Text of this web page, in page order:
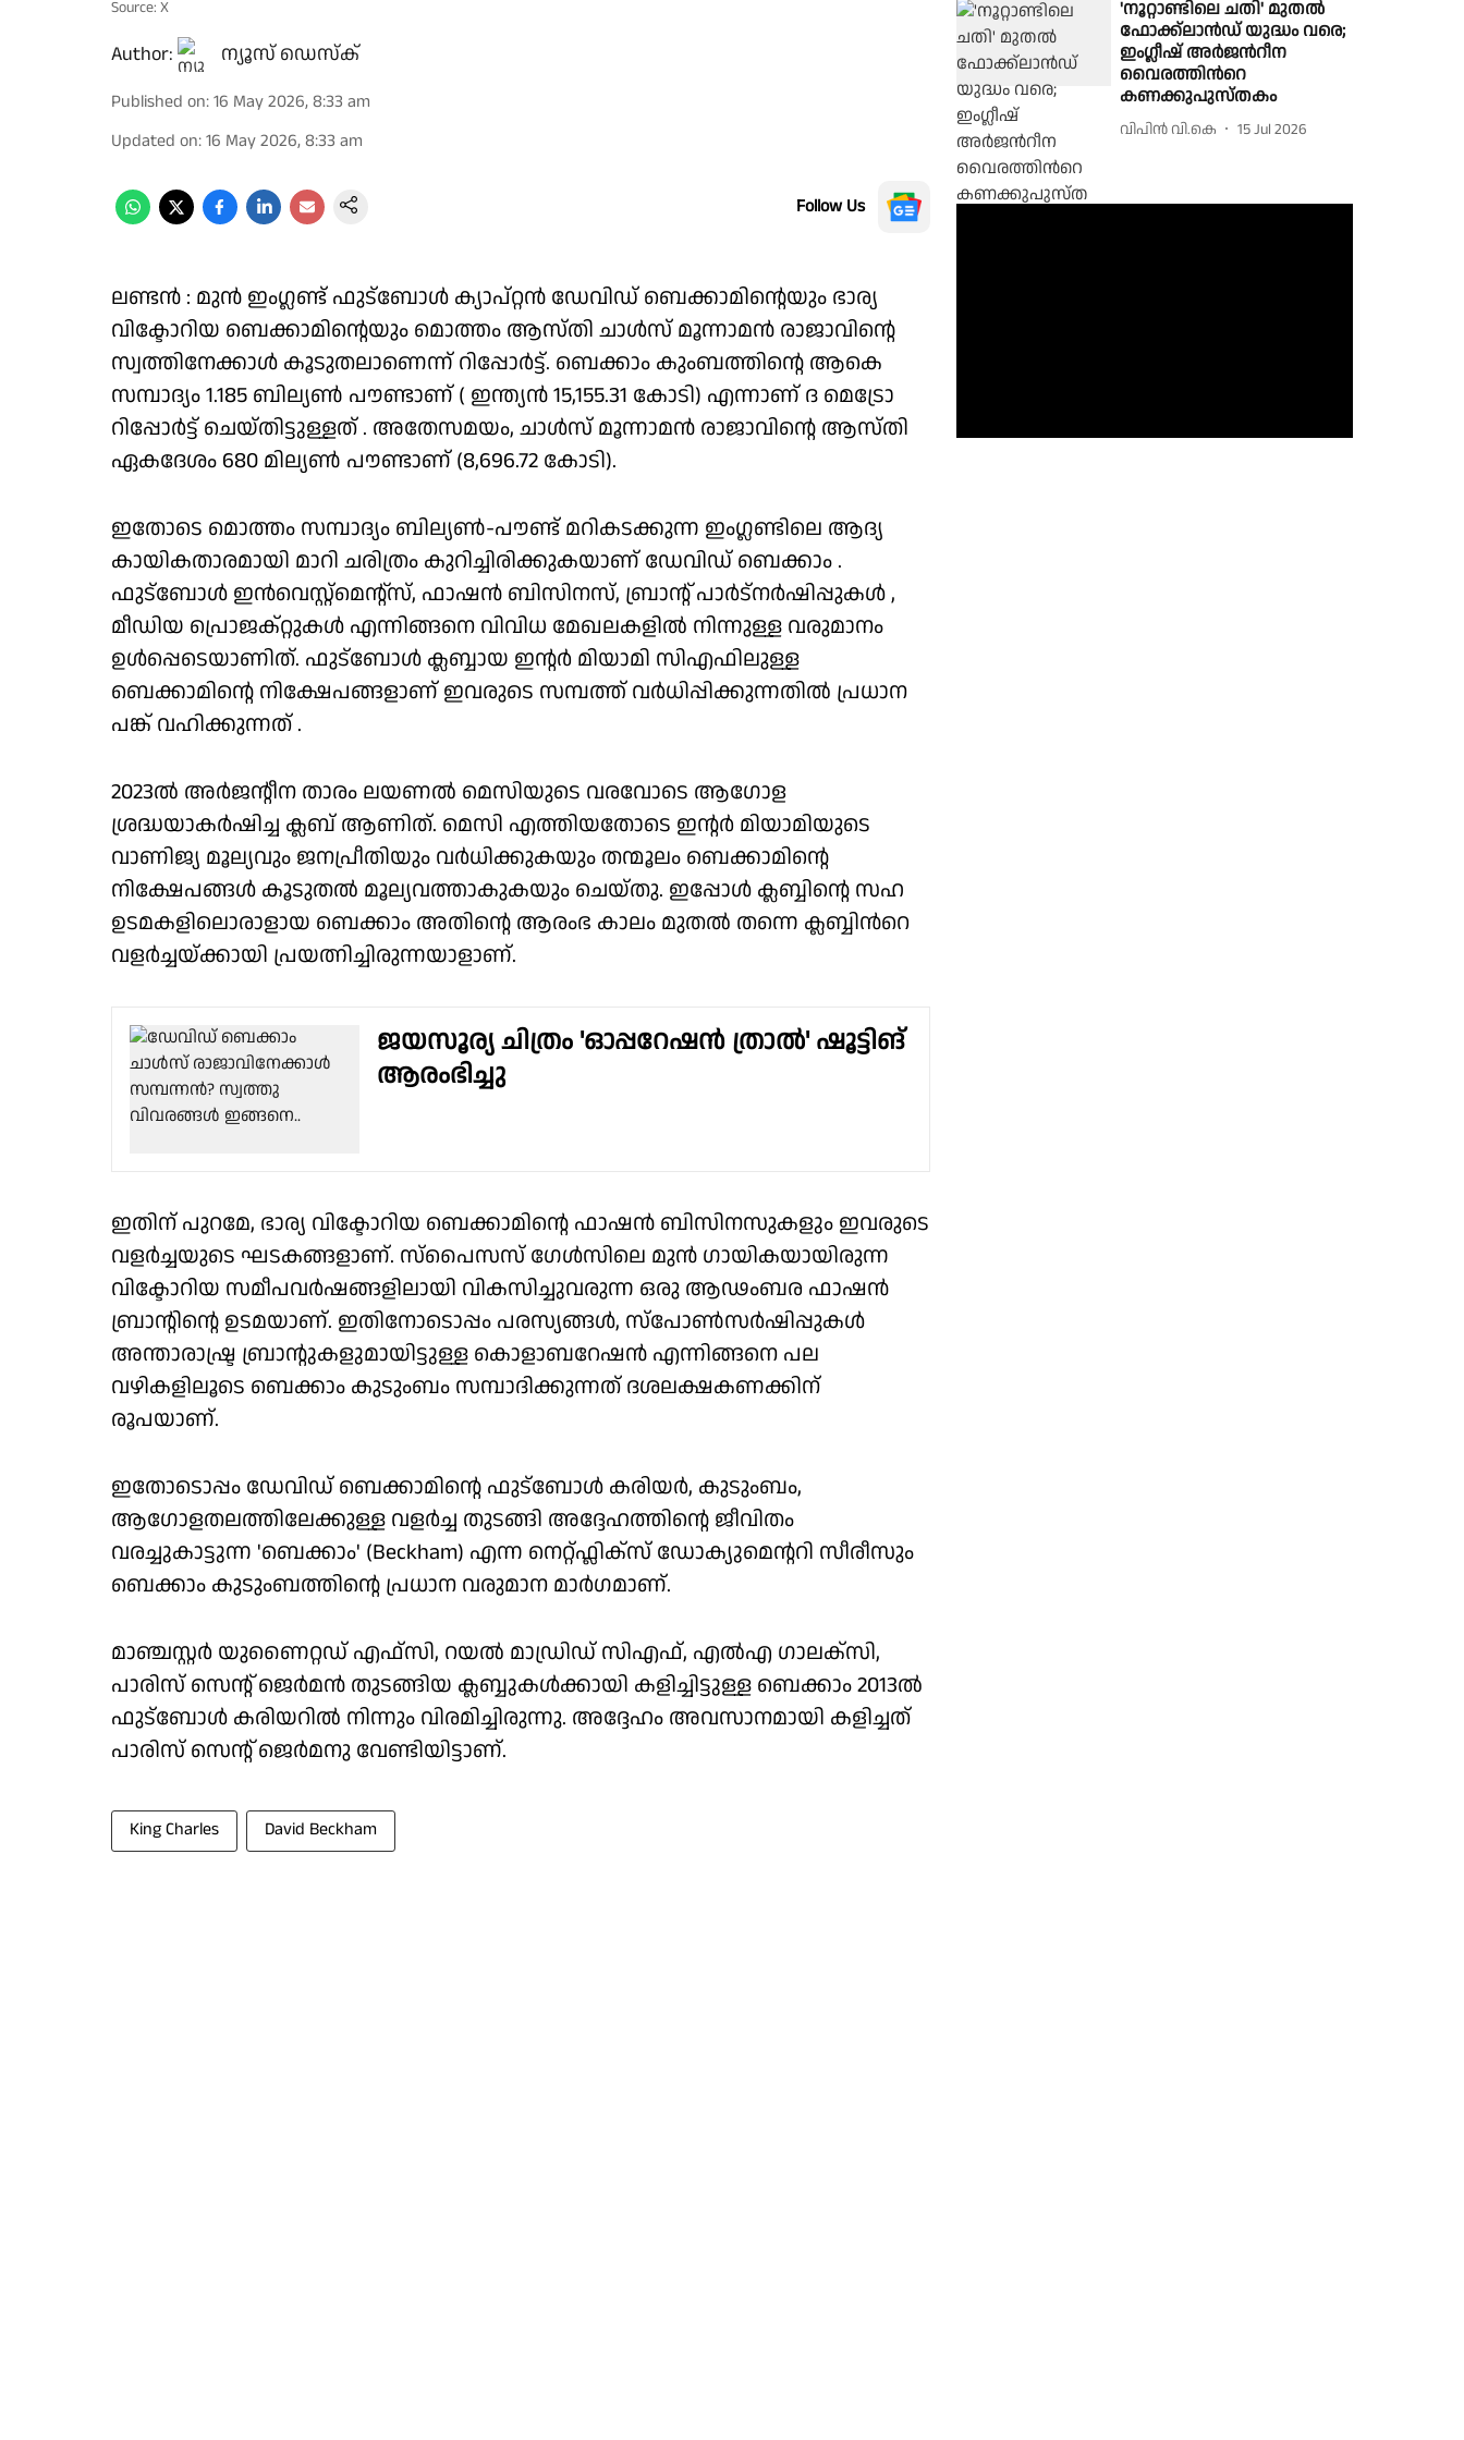
Source: X
Author: ന്യൂസ് ഡെസ്ക്
Published on:16 May 2026, 8:33 am
Updated on:16 May 2026, 8:33 am
Follow Us
ലണ്ടൻ : മുൻ ഇംഗ്ലണ്ട് ഫുട്ബോൾ ക്യാപ്റ്റൻ ഡേവിഡ് ബെക്കാമിൻ്റെയും ഭാര്യ
വിക്ടോറിയ ബെക്കാമിൻ്റെയും മൊത്തം ആസ്തി ചാൾസ് മൂന്നാമൻ രാജാവിൻ്റെ
സ്വത്തിനേക്കാൾ കൂടുതലാണെന്ന് റിപ്പോർട്ട്. ബെക്കാം കുംബത്തിൻ്റെ ആകെ
സമ്പാദ്യം 1.185 ബില്യൺ പൗണ്ടാണ് ( ഇന്ത്യൻ 15,155.31 കോടി) എന്നാണ് ദ മെട്രോ
റിപ്പോർട്ട് ചെയ്തിട്ടുള്ളത് . അതേസമയം, ചാൾസ് മൂന്നാമൻ രാജാവിൻ്റെ ആസ്തി
ഏകദേശം 680 മില്യൺ പൗണ്ടാണ് (8,696.72 കോടി).
ഇതോടെ മൊത്തം സമ്പാദ്യം ബില്യൺ-പൗണ്ട് മറികടക്കുന്ന ഇംഗ്ലണ്ടിലെ ആദ്യ
കായികതാരമായി മാറി ചരിത്രം കുറിച്ചിരിക്കുകയാണ് ഡേവിഡ് ബെക്കാം .
ഫുട്ബോൾ ഇൻവെസ്റ്റ്മെൻ്റ്സ്, ഫാഷൻ ബിസിനസ്, ബ്രാൻ്റ് പാർട്നർഷിപ്പുകൾ ,
മീഡിയ പ്രൊജക്റ്റുകൾ എന്നിങ്ങനെ വിവിധ മേഖലകളിൽ നിന്നുള്ള വരുമാനം
ഉൾപ്പെടെയാണിത്. ഫുട്ബോൾ ക്ലബ്ബായ ഇൻ്റർ മിയാമി സിഎഫിലുള്ള
ബെക്കാമിൻ്റെ നിക്ഷേപങ്ങളാണ് ഇവരുടെ സമ്പത്ത് വർധിപ്പിക്കുന്നതിൽ പ്രധാന
പങ്ക് വഹിക്കുന്നത് .
2023ൽ അർജൻ്റീന താരം ലയണൽ മെസിയുടെ വരവോടെ ആഗോള
ശ്രദ്ധയാകർഷിച്ച ക്ലബ് ആണിത്. മെസി എത്തിയതോടെ ഇൻ്റർ മിയാമിയുടെ
വാണിജ്യ മൂല്യവും ജനപ്രീതിയും വർധിക്കുകയും തന്മൂലം ബെക്കാമിൻ്റെ
നിക്ഷേപങ്ങൾ കൂടുതൽ മൂല്യവത്താകുകയും ചെയ്തു. ഇപ്പോൾ ക്ലബ്ബിൻ്റെ സഹ
ഉടമകളിലൊരാളായ ബെക്കാം അതിൻ്റെ ആരംഭ കാലം മുതൽ തന്നെ ക്ലബ്ബിന്‍റെ
വളർച്ചയ്ക്കായി പ്രയത്നിച്ചിരുന്നയാളാണ്.
ജയസൂര്യ ചിത്രം 'ഓപ്പറേഷൻ ത്രാൽ' ഷൂട്ടിങ്
ആരംഭിച്ചു
ഇതിന് പുറമേ, ഭാര്യ വിക്ടോറിയ ബെക്കാമിൻ്റെ ഫാഷൻ ബിസിനസുകളും ഇവരുടെ
വളർച്ചയുടെ ഘടകങ്ങളാണ്. സ്പൈസസ് ഗേൾസിലെ മുൻ ഗായികയായിരുന്ന
വിക്ടോറിയ സമീപവർഷങ്ങളിലായി വികസിച്ചുവരുന്ന ഒരു ആഢംബര ഫാഷൻ
ബ്രാൻ്റിൻ്റെ ഉടമയാണ്. ഇതിനോടൊപ്പം പരസ്യങ്ങൾ, സ്പോൺസർഷിപ്പുകൾ
അന്താരാഷ്ട്ര ബ്രാൻ്റുകളുമായിട്ടുള്ള കൊളാബറേഷൻ എന്നിങ്ങനെ പല
വഴികളിലൂടെ ബെക്കാം കുടുംബം സമ്പാദിക്കുന്നത് ദശലക്ഷകണക്കിന്
രൂപയാണ്.
ഇതോടൊപ്പം ഡേവിഡ് ബെക്കാമിൻ്റെ ഫുട്ബോൾ കരിയർ, കുടുംബം,
ആഗോളതലത്തിലേക്കുള്ള വളർച്ച തുടങ്ങി അദ്ദേഹത്തിൻ്റെ ജീവിതം
വരച്ചുകാട്ടുന്ന 'ബെക്കാം' (Beckham) എന്ന നെറ്റ്ഫ്ലിക്സ് ഡോക്യുമെൻ്ററി സീരീസും
ബെക്കാം കുടുംബത്തിൻ്റെ പ്രധാന വരുമാന മാർഗമാണ്.
മാഞ്ചസ്റ്റർ യുണൈറ്റഡ് എഫ്സി, റയൽ മാഡ്രിഡ് സിഎഫ്, എൽഎ ഗാലക്സി,
പാരിസ് സെൻ്റ് ജെർമൻ തുടങ്ങിയ ക്ലബ്ബുകൾക്കായി കളിച്ചിട്ടുള്ള ബെക്കാം 2013ൽ
ഫുട്ബോൾ കരിയറിൽ നിന്നും വിരമിച്ചിരുന്നു. അദ്ദേഹം അവസാനമായി കളിച്ചത്
പാരിസ് സെൻ്റ് ജെർമനു വേണ്ടിയിട്ടാണ്.
King Charles David Beckham
'നൂറ്റാണ്ടിലെ ചതി' മുതല്‍
ഫോക്ക്ലാൻഡ് യുദ്ധം വരെ;
ഇംഗ്ലീഷ് അര്‍ജന്‍റീന
വൈരത്തിന്‍റെ
കണക്കുപുസ്തകം
വിപിന്‍ വി.കെ 15 Jul 2026